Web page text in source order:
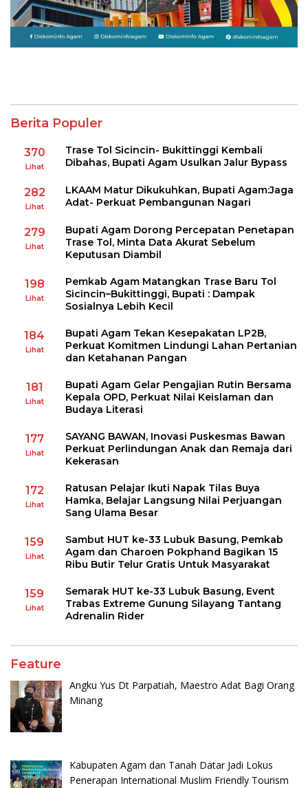
Berita Populer
370
Lihat
Trase Tol Sicincin- Bukittinggi Kembali
Dibahas, Bupati Agam Usulkan Jalur Bypass
282
Lihat
LKAAM Matur Dikukuhkan, Bupati Agam:Jaga
Adat- Perkuat Pembangunan Nagari
279
Lihat
Bupati Agam Dorong Percepatan Penetapan
Trase Tol, Minta Data Akurat Sebelum
Keputusan Diambil
198
Lihat
Pemkab Agam Matangkan Trase Baru Tol
Sicincin–Bukittinggi, Bupati : Dampak
Sosialnya Lebih Kecil
184
Lihat
Bupati Agam Tekan Kesepakatan LP2B,
Perkuat Komitmen Lindungi Lahan Pertanian
dan Ketahanan Pangan
181
Lihat
Bupati Agam Gelar Pengajian Rutin Bersama
Kepala OPD, Perkuat Nilai Keislaman dan
Budaya Literasi
177
Lihat
SAYANG BAWAN, Inovasi Puskesmas Bawan
Perkuat Perlindungan Anak dan Remaja dari
Kekerasan
172
Lihat
Ratusan Pelajar Ikuti Napak Tilas Buya
Hamka, Belajar Langsung Nilai Perjuangan
Sang Ulama Besar
159
Lihat
Sambut HUT ke-33 Lubuk Basung, Pemkab
Agam dan Charoen Pokphand Bagikan 15
Ribu Butir Telur Gratis Untuk Masyarakat
159
Lihat
Semarak HUT ke-33 Lubuk Basung, Event
Trabas Extreme Gunung Silayang Tantang
Adrenalin Rider
Feature
Angku Yus Dt Parpatiah, Maestro Adat Bagi Orang
Minang
Kabupaten Agam dan Tanah Datar Jadi Lokus
Penerapan International Muslim Friendly Tourism